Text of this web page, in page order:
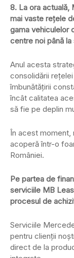
8. La ora
mai vaste rețele
gama vehiculelor
centre noi până la
Anul acesta
consolidării
îmbunătățirii
încât calitatea
să fie pe deplin
În acest moment,
acoperă într-o
României.
Pe partea de
serviciile MB
procesul de
Serviciile
pentru clienții
direct de la